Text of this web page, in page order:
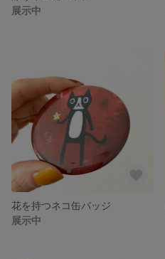
展示中
花を持つネコ缶バッジ
展示中